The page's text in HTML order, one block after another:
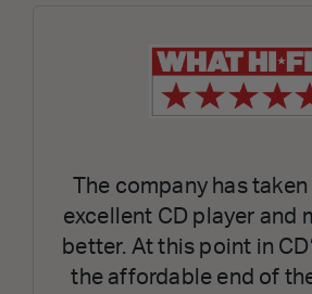
The company has
excellent CD player and
better. At this point in
the affordable end of